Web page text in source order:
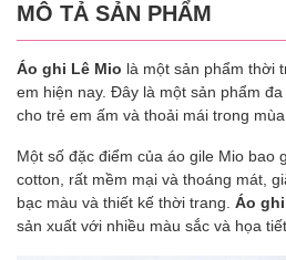
MÔ TẢ SẢN PHẨM
Áo ghi Lê Mio là một sản phẩm thời
em hiện nay. Đây là một sản phẩm
cho trẻ em ấm và thoải mái trong mùa
Một số đặc điểm của áo gile Mio bao
cotton, rất mềm mại và thoáng mát,
bạc màu và thiết kế thời trang. Áo
sản xuất với nhiều màu sắc và họa